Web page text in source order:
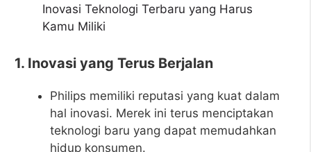
Inovasi Teknologi Terbaru yang Harus
Kamu Miliki
1. Inovasi yang Terus Berjalan
Philips memiliki reputasi yang kuat dalam
hal inovasi. Merek ini terus menciptakan
teknologi baru yang dapat memudahkan
hidup konsumen.